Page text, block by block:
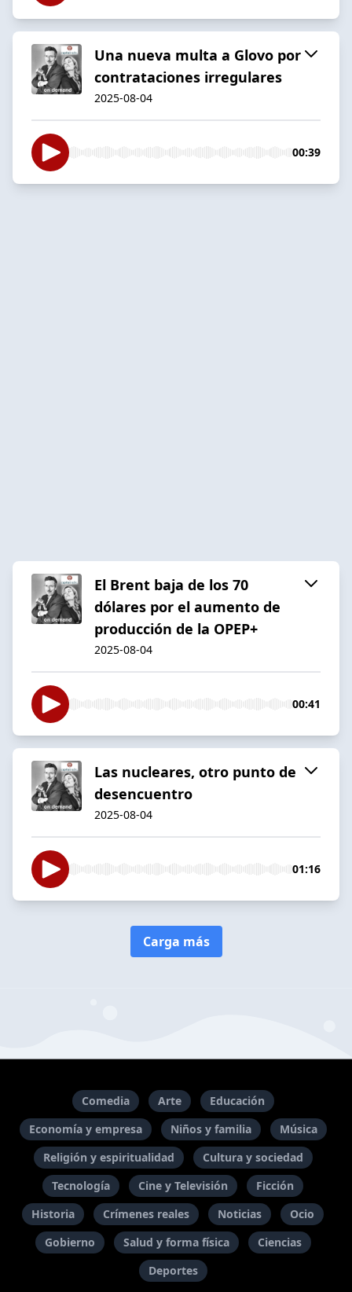
Una nueva multa a Glovo por
contrataciones irregulares
2025-08-04
00:39
El Brent baja de los 70
dólares por el aumento de
producción de la OPEP+
2025-08-04
00:41
Las nucleares, otro punto de
desencuentro
2025-08-04
01:16
Carga más
Comedia Arte
Educación
Economía y empresa
Niños y familia
Música
Religión y espiritualidad
Cultura y sociedad
Tecnología
Cine y Televisión
Ficción
Historia
Crímenes reales Noticias
Ocio
Gobierno
Salud y forma física
Ciencias
Deportes